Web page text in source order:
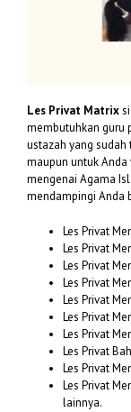
Les Privat Matrix
membutuhkan guru
ustazah yang
maupun untuk
mengenai Agama
mendampingi Anda
Les Privat
Les Privat
Les Privat
Les Privat
Les Privat
Les Privat
Les Privat
Les Privat
Les Privat
Les Privat
lainnya.